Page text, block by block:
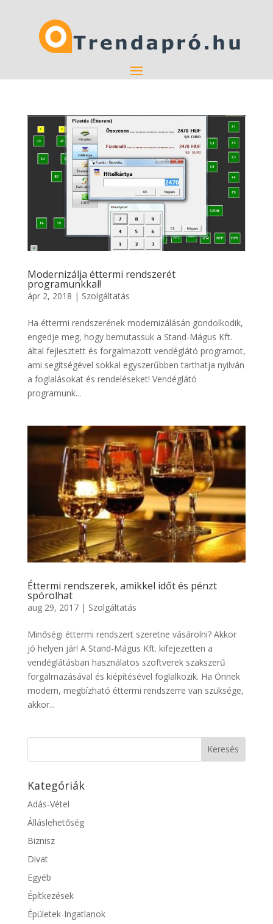
Modernizálja éttermi rendszerét
programunkkal!
ápr 2, 2018 | Szolgáltatás
Ha éttermi rendszerének modernizálásán gondolkodik,
engedje meg, hogy bemutassuk a Stand-Mágus Kft.
által fejlesztett és forgalmazott vendéglátó programot,
ami segítségével sokkal egyszerűbben tarthatja nyilván
a foglalásokat és rendeléseket! Vendéglátó
programunk...
Éttermi rendszerek, amikkel időt és pénzt
spórolhat
aug 29, 2017| Szolgáltatás
Minőségi éttermi rendszert szeretne vásárolni? Akkor
jó helyen jár! A Stand-Mágus Kft. kifejezetten a
vendéglátásban használatos szoftverek szakszerű
forgalmazásával és kiépítésével foglalkozik. Ha Önnek
modern, megbízható éttermi rendszerre van szüksége,
akkor...
Kategóriák
Adás-Vétel
Álláslehetőség
Biznisz
Divat
Egyéb
Építkezések
Épületek-Ingatlanok